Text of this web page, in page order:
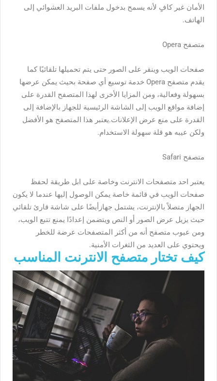
الأمان غير كافٍ لأنه يسمح بدخول ملفات البريد العشوائي إلى
الهاتف.
متصفح Opera
صفحات الويب وينقر على الصور حتى يتم تحميلها تلقائيًا كما
يقدم متصفح Opera خدمة توسيع أي صفحة بحيث يمكن عرضها
بسهولة وفعالية، ومن المزايا الأخرى لهذا المتصفح القدرة على
إضافة مواقع الويب إلى الشاشة الرئيسية للجهاز بالإضافة إلى
القدرة على منع عرض الإعلانات.يعتبر هذا المتصفح هو الأفضل
ولكن عيبه هو قلة سهولة الاستخدام.
متصفح Safari
يعتبر احد متصفحات الانترنت وخاصة على ابل طريقة لحفظ
صفحات الويب في قائمة خاصة يمكن الوصول إليها عندما لا يكون
الجهاز متصلاً بالإنترنت، يشتمل جهازأيضًا على شاشة قارئ تلقائي
حيث يزيل عرض الصور أو النص ويتضمن إعدادًا يمنع تتبع الويب،
ومن عيوب متصفح أنه من أكثر المتصفحات عرضة للخطر
ويحتوي على العديد من الثغرات الأمنية.
كيف تختار متصفح الانترنت المناسب